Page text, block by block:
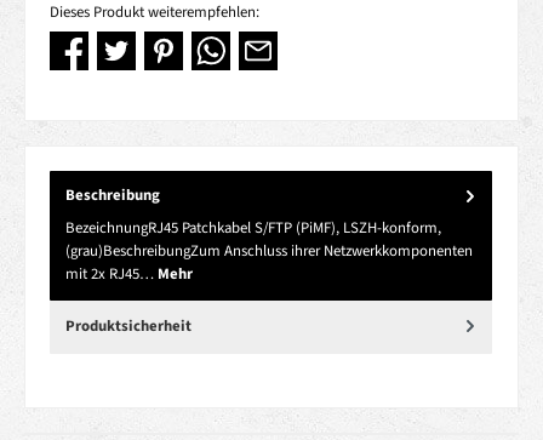
Dieses Produkt weiterempfehlen:
Beschreibung
BezeichnungRJ45 Patchkabel S/FTP (PiMF), LSZH-konform,
(grau)BeschreibungZum Anschluss ihrer Netzwerkkomponenten
mit 2x RJ45… Mehr
Produktsicherheit